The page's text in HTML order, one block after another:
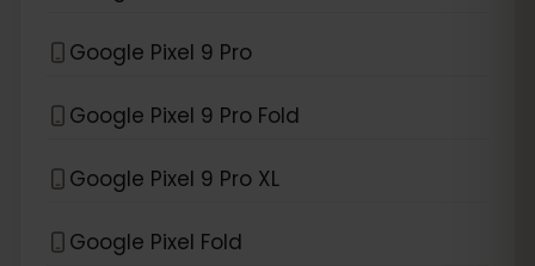
Google Pixel 9 Pro
Google Pixel 9 Pro Fold
Google Pixel 9 Pro XL
Google Pixel Fold